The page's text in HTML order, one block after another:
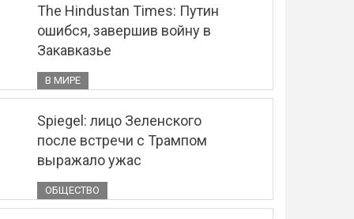
The Hindustan Times: Путин
ошибся, завершив войну в
Закавказье
В МИРЕ
Spiegel: лицо Зеленского
после встречи с Трампом
выражало ужас
ОБЩЕСТВО